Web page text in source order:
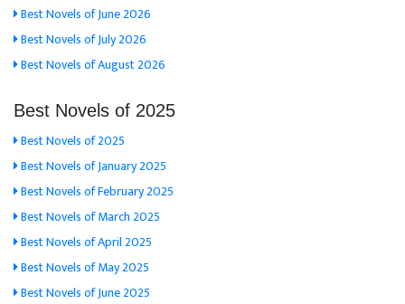
Best Novels of June 2026
Best Novels of July 2026
Best Novels of August 2026
Best Novels of 2025
Best Novels of 2025
Best Novels of January 2025
Best Novels of February 2025
Best Novels of March 2025
Best Novels of April 2025
Best Novels of May 2025
Best Novels of June 2025